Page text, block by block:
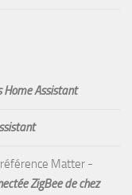
Home Assistant
référence Matter -
ZigBee de chez